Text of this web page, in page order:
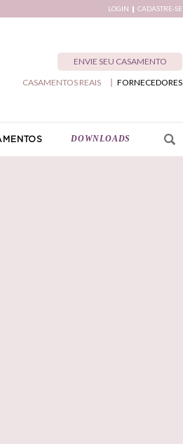
LOGIN CADASTRE-SE
ENVIE SEU CASAMENTO
FORNECEDORES
CASAMENTOS REAIS
DOWNLOADS